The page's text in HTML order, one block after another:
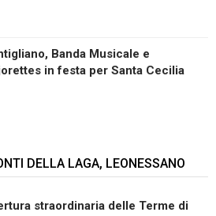
Banda Musicale e
in festa per Santa Cecilia
DELLA LAGA, LEONESSANO
straordinaria delle Terme di